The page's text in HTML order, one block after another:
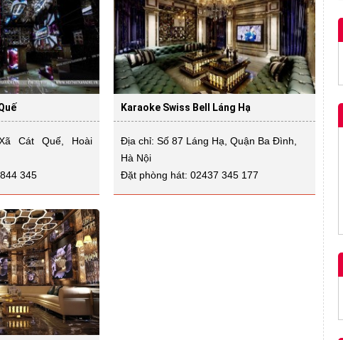
Cát Quế, Hoài
345
Karaoke Swiss Bell Láng Hạ
Địa chỉ: Số 87 Láng Hạ, Quận Ba Đình,
Hà Nội
Đặt phòng hát: 02437 345 177